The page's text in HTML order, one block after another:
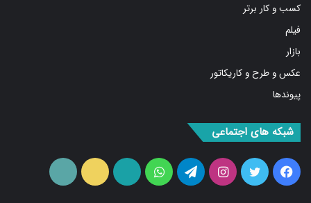
کسب و کار برتر
فیلم
بازار
عکس و طرح و کاریکاتور
پیوندها
شبکه های اجتماعی
فیس
توییتر اینستاگرامتلگرام واتس
آپارات ایتا